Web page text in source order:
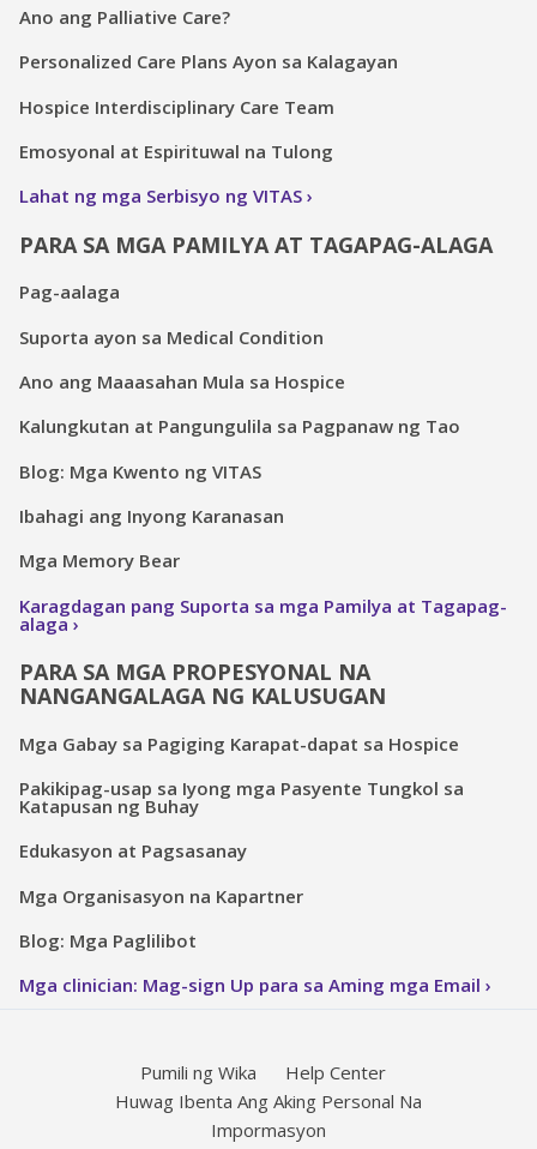
Ano ang Palliative Care?
Personalized Care Plans Ayon sa Kalagayan
Hospice Interdisciplinary Care Team
Emosyonal at Espirituwal na Tulong
Lahat ng mga Serbisyo ng VITAS
PARA SA MGA PAMILYA AT TAGAPAG-ALAGA
Pag-aalaga
Suporta ayon sa Medical Condition
Ano ang Maaasahan Mula sa Hospice
Kalungkutan at Pangungulila sa Pagpanaw ng Tao
Blog: Mga Kwento ng VITAS
Ibahagi ang Inyong Karanasan
Mga Memory Bear
Karagdagan pang Suporta sa mga Pamilya at Tagapag-
alaga
PARA SA MGA PROPESYONAL NA
NANGANGALAGA NG KALUSUGAN
Mga Gabay sa Pagiging Karapat-dapat sa Hospice
Pakikipag-usap sa Iyong mga Pasyente Tungkol sa
Katapusan ng Buhay
Edukasyon at Pagsasanay
Mga Organisasyon na Kapartner
Blog: Mga Paglilibot
Mga clinician: Mag-sign Up para sa Aming mga Email
Pumili ng Wika
Help Center
Huwag Ibenta Ang Aking Personal Na
Impormasyon